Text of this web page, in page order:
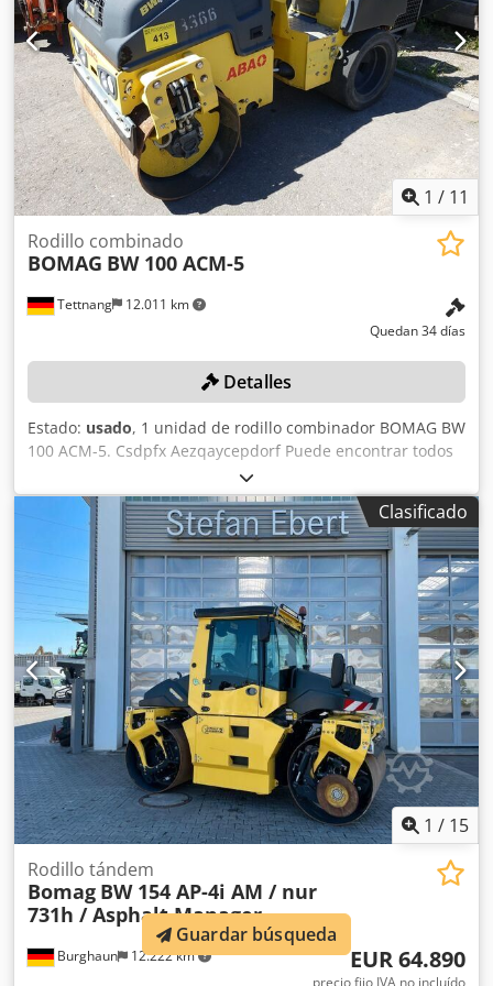
1 / 11
Tettnang 12.011 km
Rodillo combinado
BOMAG BW 100 ACM-5
Quedan 34 días
Detalles
Estado: usado, 1 unidad de rodillo combinador BOMAG BW
100 ACM-5. Csdpfx Aezqaycepdorf Puede encontrar todos
los datos técnicos del artículo que se subasta en la sección
«Documentos» en formato PDF, disponible para descargar.
Color: como se muestra en las imágenes, de acuerdo con
las fotos y la inspección. Estado: usado.
Clasificado
1 / 15
Burghaun 12.222 km
Rodillo tándem
Bomag BW 154 AP-4i AM / nur
731h / Asphalt Manager
EUR 64.890
Guardar búsqueda